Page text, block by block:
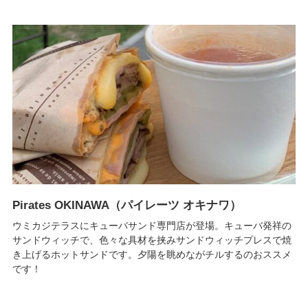
Pirates OKINAWA（パイレーツ オキナワ）
ウミカジテラスにキューバサンド専門店が登場。キューバ発祥の
サンドウィッチで、色々な具材を挟みサンドウィッチプレスで焼
き上げるホットサンドです。夕陽を眺めながチルするのおススメ
です！